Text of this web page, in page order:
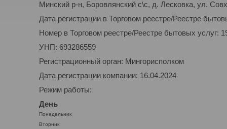
Минский р-н, Боровлянский с\с, д. Лесковка, ул.
Дата регистрации в Торговом реестре/Реестре
Номер в Торговом реестре/Реестре бытовых услуг:
УНП: 693286559
Регистрационный орган: Мингорисполком
Дата регистрации компании: 16.04.2024
Режим работы:
День
Понедельник
Вторник